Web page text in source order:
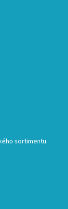
sortimentu.